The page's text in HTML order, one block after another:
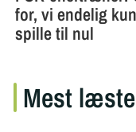
Mest læste